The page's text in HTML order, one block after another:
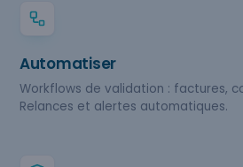
Automatiser
Workflows de validation : factures,
Relances et alertes automatiques.